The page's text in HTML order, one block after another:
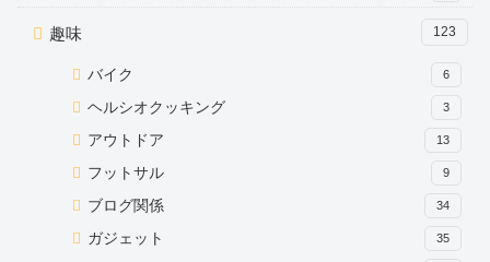
趣味 123
バイク 6
ヘルシオクッキング 3
アウトドア 13
フットサル 9
ブログ関係 34
ガジェット 35